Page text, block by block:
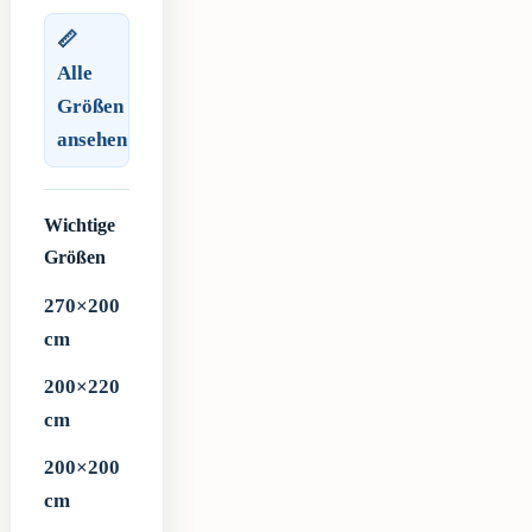
📏
Alle
Größen
ansehen
Wichtige
Größen
270×200
cm
200×220
cm
200×200
cm